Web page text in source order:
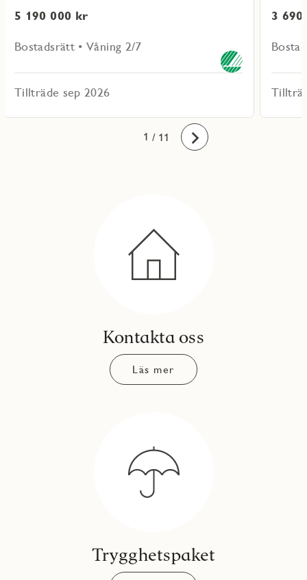
5 190 000 kr
Bostadsrätt • Våning 2/7
Tillträde sep 2026
3
1
2
3
4
5
6
7
8
9
10
11 / 11 Framåt
Kontakta oss
Läs mer
Trygghetspaket